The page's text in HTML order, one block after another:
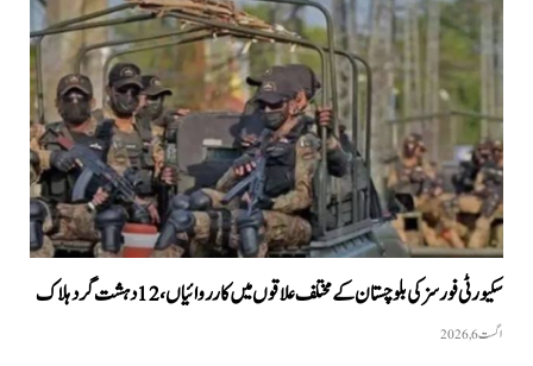
سکیورٹی فورسز کی بلوچستان کے مختلف علاقوں میں کارروائیاں ، 12 دہشت گرد ہلاک
اگست 6, 2026